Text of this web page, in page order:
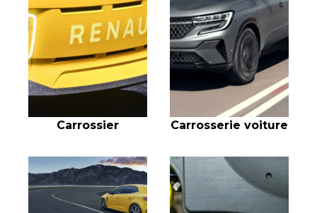
Carrossier Carrosserie voiture